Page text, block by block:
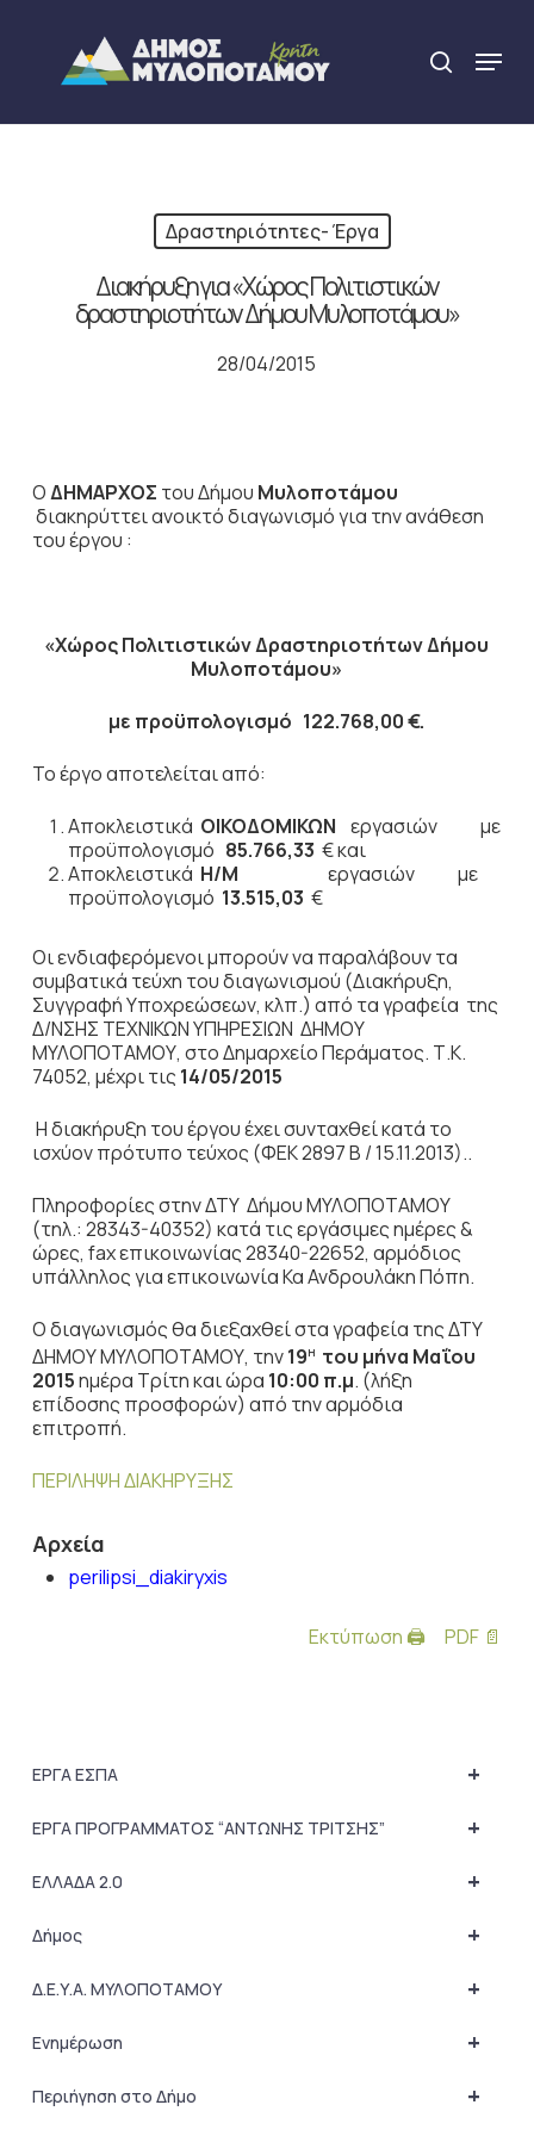
content
search
Menu
Δραστηριότητες- Έργα
Διακήρυξη για «Χώρος Πολιτιστικών
δραστηριοτήτων Δήμου Μυλοποτάμου»
28/04/2015
ΟΔΗΜΑΡΧΟΣ του Δήμου Μυλοποτάμου
διακηρύττει ανοικτό διαγωνισμό για την ανάθεση
του έργου :
«Χώρος Πολιτιστικών Δραστηριοτήτων Δήμου
Μυλοποτάμου»
με προϋπολογισμό 122.768,00€.
Το έργο αποτελείται από:
Αποκλειστικά ΟΙΚΟΔΟΜΙΚΩΝ εργασιών
με
προϋπολογισμό 85.766,33 € και
Αποκλειστικά Η/Μ εργασιών
με
προϋπολογισμό 13.515,03 €
Οι ενδιαφερόμενοι μπορούν να παραλάβουν τα
συμβατικά τεύχη του διαγωνισμού (Διακήρυξη,
Συγγραφή Υποχρεώσεων, κλπ.) από τα γραφεία της
Δ/ΝΣΗΣ ΤΕΧΝΙΚΩΝ ΥΠΗΡΕΣΙΩΝ ΔΗΜΟΥ
ΜΥΛΟΠΟΤΑΜΟΥ, στο Δημαρχείο Περάματος. Τ.Κ.
74052, μέχρι τις 14/05/2015
Η διακήρυξη του έργου έχει συνταχθεί κατά το
ισχύον πρότυπο τεύχος (ΦΕΚ 2897 Β / 15.11.2013)..
Πληροφορίες στην ΔΤΥ Δήμου ΜΥΛΟΠΟΤΑΜΟΥ
(τηλ.: 28343-40352) κατά τις εργάσιμες ημέρες &
ώρες, fax επικοινωνίας 28340-22652, αρμόδιος
υπάλληλος για επικοινωνία Κα Ανδρουλάκη Πόπη.
Ο διαγωνισμός θα διεξαχθεί στα γραφεία της ΔΤΥ
ΔΗΜΟΥ ΜΥΛΟΠΟΤΑΜΟΥ, την19Ητου μήνα Μαΐου
2015ημέρα Τρίτη και ώρα 10:00 π.μ. (λήξη
επίδοσης προσφορών) από την αρμόδια
επιτροπή.
ΠΕΡΙΛΗΨΗ ΔΙΑΚΗΡΥΞΗΣ
Αρχεία
perilipsi_diakiryxis
Εκτύπωση 🖨 PDF 📄
+
ΕΡΓΑ ΕΣΠΑ
+
ΕΡΓΑ ΠΡΟΓΡΑΜΜΑΤΟΣ “ΑΝΤΩΝΗΣ ΤΡΙΤΣΗΣ”
+
ΕΛΛΑΔΑ 2.0
+
Δήμος
+
Δ.Ε.Υ.Α. ΜΥΛΟΠΟΤΑΜΟΥ
+
Ενημέρωση
+
Περιήγηση στο Δήμο
Close